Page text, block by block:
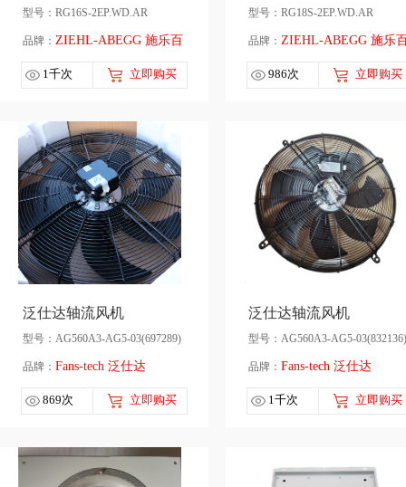
型号：RG16S-2EP.WD.AR
品牌： ZIEHL-ABEGG 施乐百
1千次 立即购买
型号：RG18S-2EP.WD.AR
品牌： ZIEHL-ABEGG 施乐
986次 立即购买
泛仕达轴流风机
型号：AG560A3-AG5-03(697289)
品牌： Fans-tech 泛仕达
869次 立即购买
泛仕达轴流风机
型号：AG560A3-AG5-03(832136)
品牌： Fans-tech 泛仕达
1千次 立即购买